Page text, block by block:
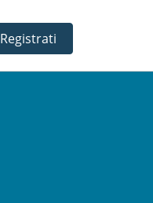
Registrati